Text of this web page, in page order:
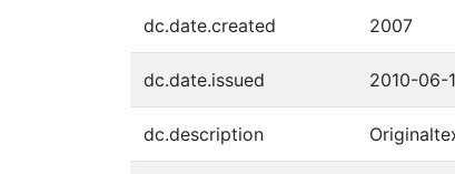
dc.date.created 2007
dc.date.issued 2010-06-
dc.description